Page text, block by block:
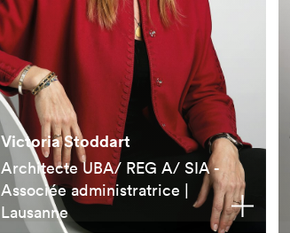
Victoria Stoddart
Architecte UBA/ REG A/ SIA -
Associée administratrice |
Lausanne